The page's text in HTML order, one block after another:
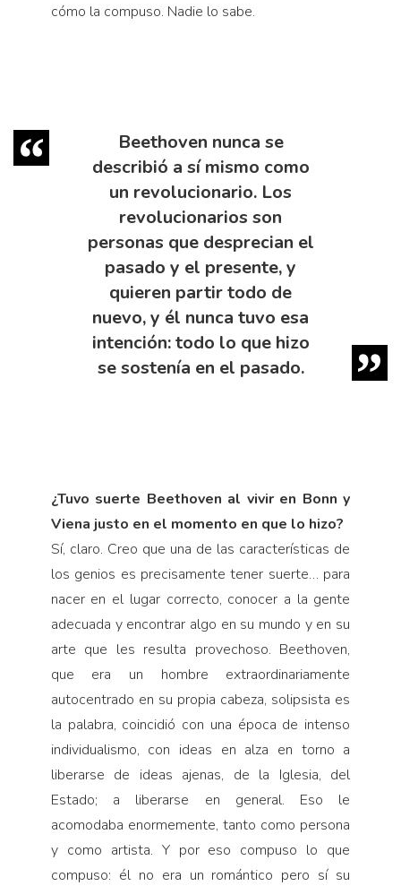
cómo la compuso. Nadie lo sabe.
Beethoven nunca se
describió a sí mismo como
un revolucionario. Los
revolucionarios son
personas que desprecian el
pasado y el presente, y
quieren partir todo de
nuevo, y él nunca tuvo esa
intención: todo lo que hizo
se sostenía en el pasado.
¿Tuvo suerte Beethoven al vivir en Bonn y
Viena justo en el momento en que lo hizo?
Sí, claro. Creo que una de las características de
los genios es precisamente tener suerte… para
nacer en el lugar correcto, conocer a la gente
adecuada y encontrar algo en su mundo y en su
arte que les resulta provechoso. Beethoven,
que era un hombre extraordinariamente
autocentrado en su propia ca­beza, solipsista es
la palabra, coincidió con una época de intenso
individualismo, con ideas en alza en torno a
liberarse de ideas ajenas, de la Iglesia, del
Estado; a liberarse en general. Eso le
acomodaba enormemente, tanto como persona
y como artista. Y por eso com­puso lo que
compuso: él no era un romántico pero sí su